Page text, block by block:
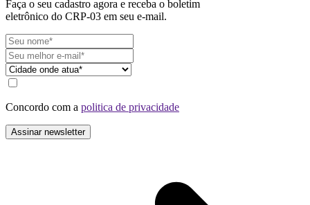
Faça o seu cadastro agora e receba o boletim
eletrônico do CRP-03 em seu e-mail.
Concordo com a politica de privacidade